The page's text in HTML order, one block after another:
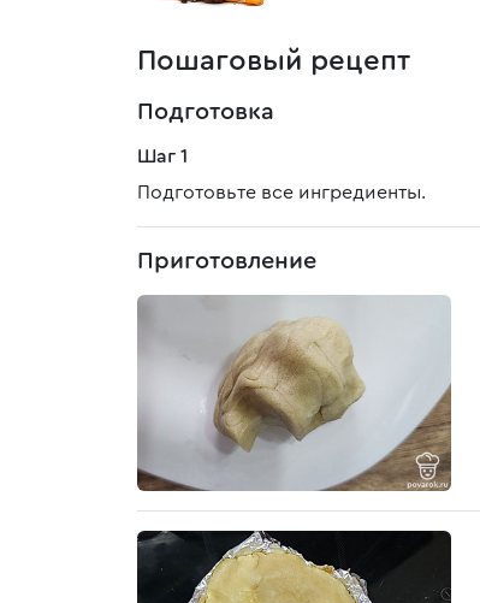
Пошаговый рецепт
Подготовка
Шаг 1
Подготовьте все ингредиенты.
Приготовление